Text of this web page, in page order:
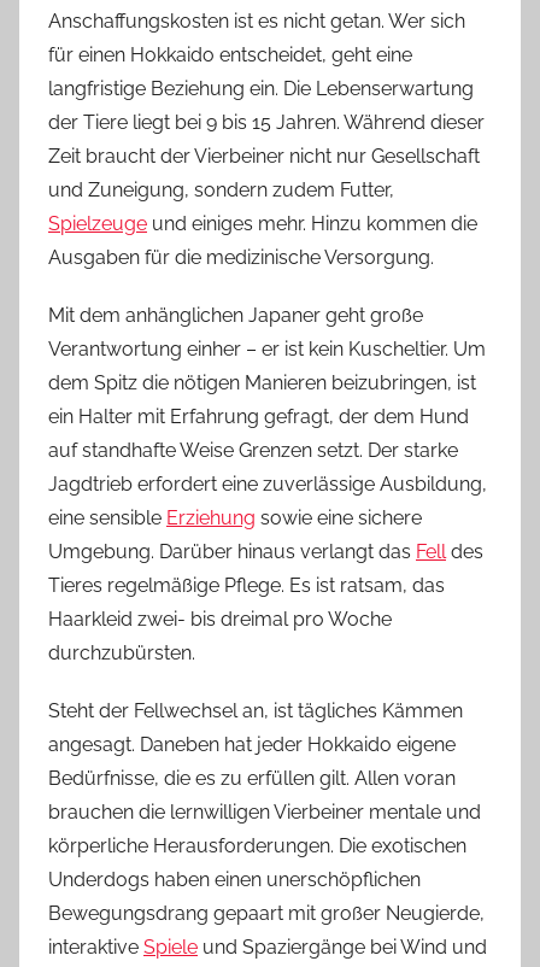
Anschaffungskosten ist es nicht getan. Wer sich
für einen Hokkaido entscheidet, geht eine
langfristige Beziehung ein. Die Lebenserwartung
der Tiere liegt bei 9 bis 15 Jahren. Während dieser
Zeit braucht der Vierbeiner nicht nur Gesellschaft
und Zuneigung, sondern zudem Futter,
Spielzeuge und einiges mehr. Hinzu kommen die
Ausgaben für die medizinische Versorgung.
Mit dem anhänglichen Japaner geht große
Verantwortung einher – er ist kein Kuscheltier. Um
dem Spitz die nötigen Manieren beizubringen, ist
ein Halter mit Erfahrung gefragt, der dem Hund
auf standhafte Weise Grenzen setzt. Der starke
Jagdtrieb erfordert eine zuverlässige Ausbildung,
eine sensible Erziehung sowie eine sichere
Umgebung. Darüber hinaus verlangt das Fell des
Tieres regelmäßige Pflege. Es ist ratsam, das
Haarkleid zwei- bis dreimal pro Woche
durchzubürsten.
Steht der Fellwechsel an, ist tägliches Kämmen
angesagt. Daneben hat jeder Hokkaido eigene
Bedürfnisse, die es zu erfüllen gilt. Allen voran
brauchen die lernwilligen Vierbeiner mentale und
körperliche Herausforderungen. Die exotischen
Underdogs haben einen unerschöpflichen
Bewegungsdrang gepaart mit großer Neugierde,
interaktive Spiele und Spaziergänge bei Wind und